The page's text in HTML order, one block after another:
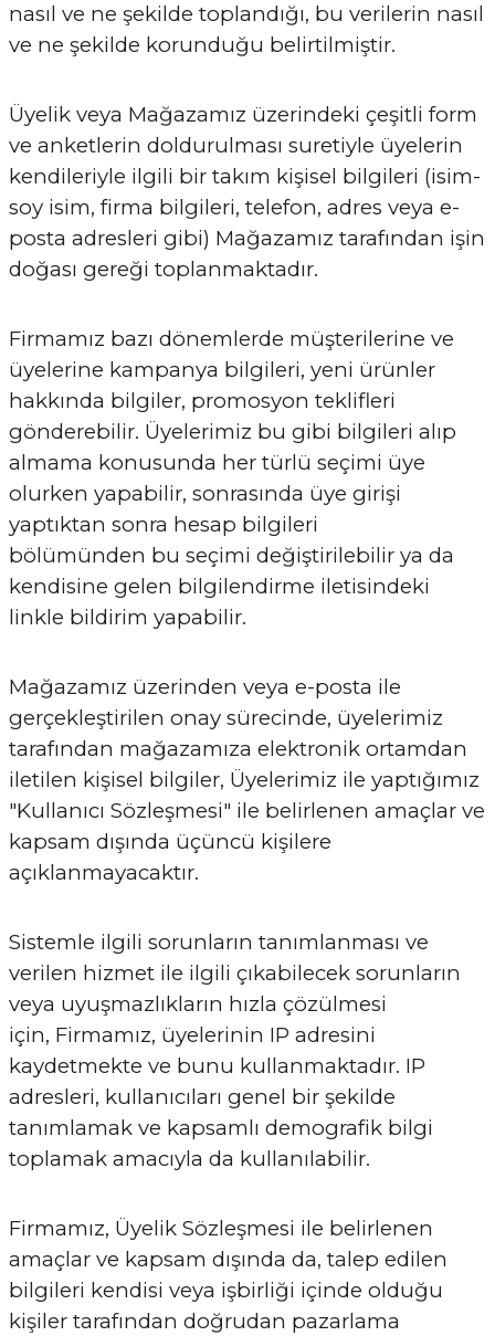
nasıl ve ne şekilde toplandığı, bu verilerin nasıl
ve ne şekilde korunduğu belirtilmiştir.
Üyelik veya Mağazamız üzerindeki çeşitli form
ve anketlerin doldurulması suretiyle üyelerin
kendileriyle ilgili bir takım kişisel bilgileri (isim-
soy isim, firma bilgileri, telefon, adres veya e-
posta adresleri gibi) Mağazamız tarafından işin
doğası gereği toplanmaktadır.
Firmamız bazı dönemlerde müşterilerine ve
üyelerine kampanya bilgileri, yeni ürünler
hakkında bilgiler, promosyon teklifleri
gönderebilir. Üyelerimiz bu gibi bilgileri alıp
almama konusunda her türlü seçimi üye
olurken yapabilir, sonrasında üye girişi
yaptıktan sonra hesap bilgileri
bölümünden bu seçimi değiştirilebilir ya da
kendisine gelen bilgilendirme iletisindeki
linkle bildirim yapabilir.
Mağazamız üzerinden veya e-posta ile
gerçekleştirilen onay sürecinde, üyelerimiz
tarafından mağazamıza elektronik ortamdan
iletilen kişisel bilgiler, Üyelerimiz ile yaptığımız
"Kullanıcı Sözleşmesi" ile belirlenen amaçlar ve
kapsam dışında üçüncü kişilere
açıklanmayacaktır.
Sistemle ilgili sorunların tanımlanması ve
verilen hizmet ile ilgili çıkabilecek sorunların
veya uyuşmazlıkların hızla çözülmesi
için, Firmamız, üyelerinin IP adresini
kaydetmekte ve bunu kullanmaktadır. IP
adresleri, kullanıcıları genel bir şekilde
tanımlamak ve kapsamlı demografik bilgi
toplamak amacıyla da kullanılabilir.
Firmamız, Üyelik Sözleşmesi ile belirlenen
amaçlar ve kapsam dışında da, talep edilen
bilgileri kendisi veya işbirliği içinde olduğu
kişiler tarafından doğrudan pazarlama